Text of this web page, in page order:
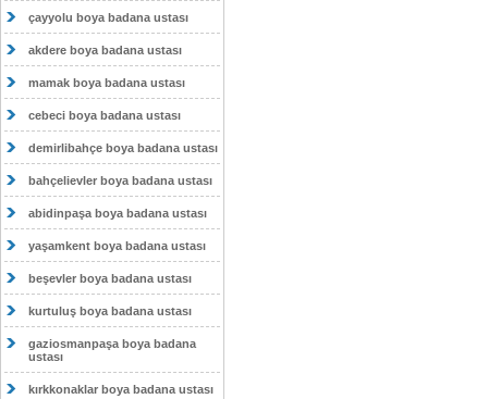
çayyolu boya badana ustası
akdere boya badana ustası
mamak boya badana ustası
cebeci boya badana ustası
demirlibahçe boya badana ustası
bahçelievler boya badana ustası
abidinpaşa boya badana ustası
yaşamkent boya badana ustası
beşevler boya badana ustası
kurtuluş boya badana ustası
gaziosmanpaşa boya badana
ustası
kırkkonaklar boya badana ustası